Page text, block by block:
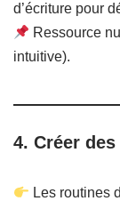
d’écriture pour
Ressource
intuitive).
4. Créer
Les routines